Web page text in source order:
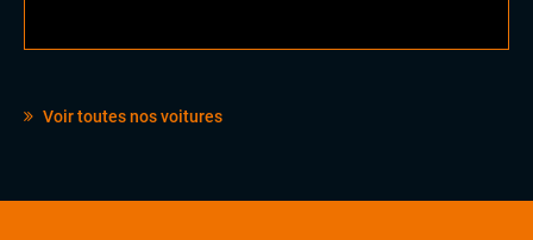
Voir toutes nos voitures